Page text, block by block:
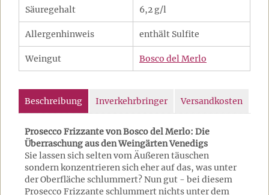
Säuregehalt 6,2 g/l
Allergenhinweis enthält Sulfite
Weingut Bosco del Merlo
Beschreibung Inverkehrbringer Versandkosten
Prosecco Frizzante von Bosco del Merlo: Die
Überraschung aus den Weingärten Venedigs
Sie lassen sich selten vom Äußeren täuschen
sondern konzentrieren sich eher auf das, was unter
der Oberfläche schlummert? Nun gut - bei diesem
Prosecco Frizzante schlummert nichts unter dem